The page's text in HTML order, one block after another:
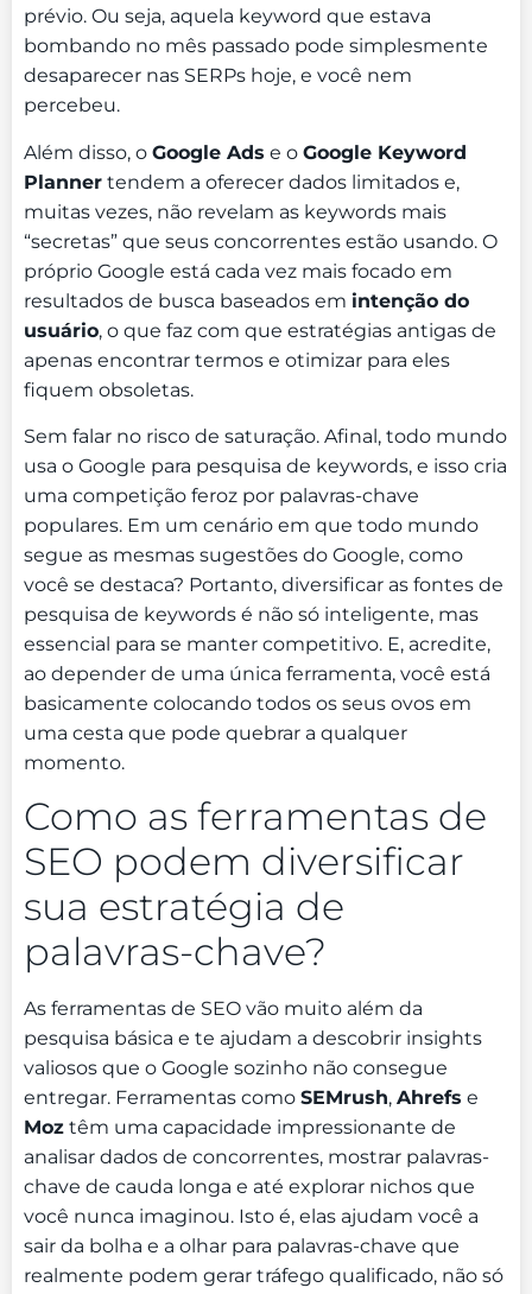
prévio. Ou seja, aquela keyword que estava
bombando no mês passado pode simplesmente
desaparecer nas SERPs hoje, e você nem
percebeu.
Além disso, o Google Ads e o Google Keyword
Planner tendem a oferecer dados limitados e,
muitas vezes, não revelam as keywords mais
“secretas” que seus concorrentes estão usando. O
próprio Google está cada vez mais focado em
resultados de busca baseados em intenção do
usuário, o que faz com que estratégias antigas de
apenas encontrar termos e otimizar para eles
fiquem obsoletas.
Sem falar no risco de saturação. Afinal, todo mundo
usa o Google para pesquisa de keywords, e isso cria
uma competição feroz por palavras-chave
populares. Em um cenário em que todo mundo
segue as mesmas sugestões do Google, como
você se destaca? Portanto, diversificar as fontes de
pesquisa de keywords é não só inteligente, mas
essencial para se manter competitivo. E, acredite,
ao depender de uma única ferramenta, você está
basicamente colocando todos os seus ovos em
uma cesta que pode quebrar a qualquer
momento.
Como as ferramentas de
SEO podem diversificar
sua estratégia de
palavras-chave?
As ferramentas de SEO vão muito além da
pesquisa básica e te ajudam a descobrir insights
valiosos que o Google sozinho não consegue
entregar. Ferramentas como SEMrush, Ahrefs e
Moz têm uma capacidade impressionante de
analisar dados de concorrentes, mostrar palavras-
chave de cauda longa e até explorar nichos que
você nunca imaginou. Isto é, elas ajudam você a
sair da bolha e a olhar para palavras-chave que
realmente podem gerar tráfego qualificado, não só